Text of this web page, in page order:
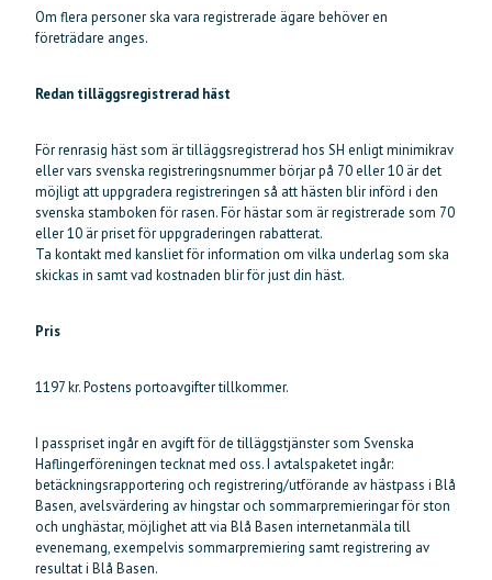
Om flera personer ska vara registrerade ägare behöver en
företrädare anges.
Redan tilläggsregistrerad häst
För renrasig häst som är tilläggsregistrerad hos SH enligt minimikrav
eller vars svenska registreringsnummer börjar på 70 eller 10 är det
möjligt att uppgradera registreringen så att hästen blir införd i den
svenska stamboken för rasen. För hästar som är registrerade som 70
eller 10 är priset för uppgraderingen rabatterat.
Ta kontakt med kansliet för information om vilka underlag som ska
skickas in samt vad kostnaden blir för just din häst.
Pris
1197 kr. Postens portoavgifter tillkommer.
I passpriset ingår en avgift för de tilläggstjänster som Svenska
Haflingerföreningen tecknat med oss. I avtalspaketet ingår:
betäckningsrapportering och registrering/utförande av hästpass i Blå
Basen, avelsvärdering av hingstar och sommarpremieringar för ston
och unghästar, möjlighet att via Blå Basen internetanmäla till
evenemang, exempelvis sommarpremiering samt registrering av
resultat i Blå Basen.